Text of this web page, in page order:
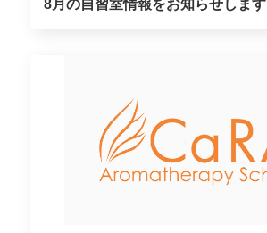
8月の自習室情報をお知らせします